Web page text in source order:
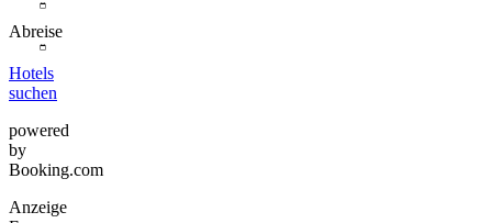
Abreise
Hotels
suchen
powered
by
Booking.com
Anzeige